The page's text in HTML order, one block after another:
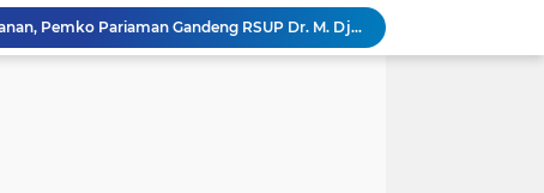
Tingkatkan Mutu Pelayanan, Pemko Pariaman Gandeng RSUP Dr. M. Djamil Padang
Citra Publik